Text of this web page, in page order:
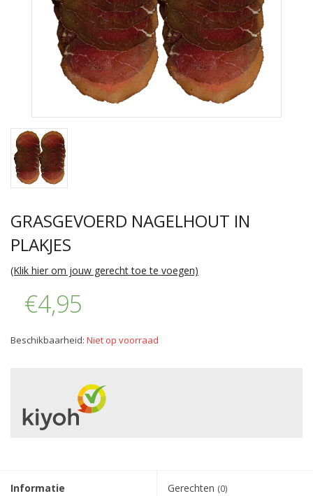
GRASGEVOERD NAGELHOUT IN
PLAKJES
(Klik hier om jouw gerecht toe te voegen)
€4,95
Beschikbaarheid: Niet op voorraad
Informatie Gerechten (0)